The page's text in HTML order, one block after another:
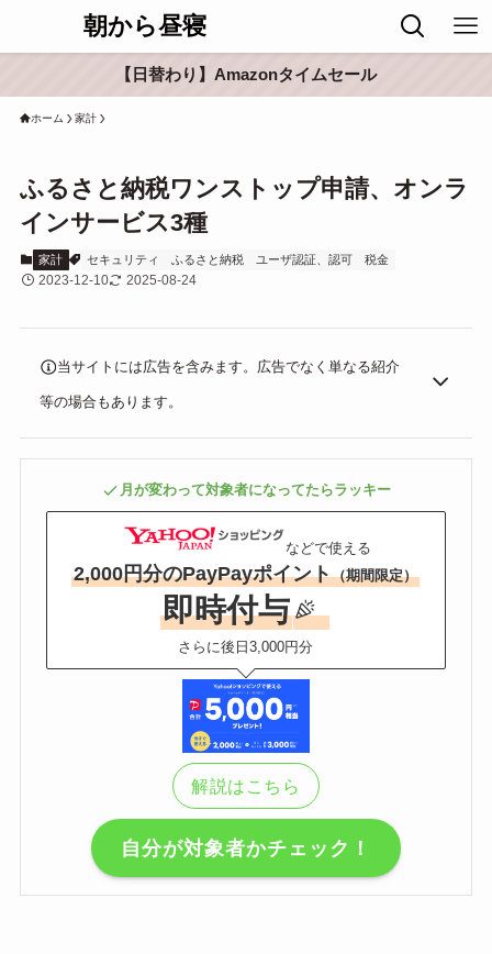
朝から昼寝
【日替わり】Amazonタイムセール
ホーム 家計
ふるさと納税ワンストップ申請、オンラ
インサービス3種
家計 セキュリティ ふるさと納税 ユーザ認証、認可 税金
2023-12-10 2025-08-24
当サイトには広告を含みます。広告でなく単なる紹介
等の場合もあります。
月が変わって対象者になってたらラッキー
などで使える
2,000円分のPayPayポイント（期間限定）
即時付与
さらに後日3,000円分
解説はこちら
自分が対象者かチェック！